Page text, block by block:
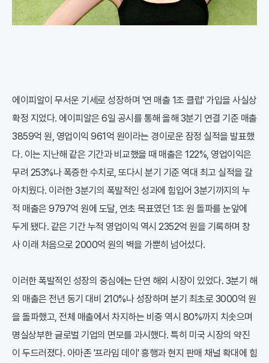
에이피알이 무서운 기세로 성장하며 '연 매출 1조 클럽' 가입을 사실상
확정 지었다. 에이피알은 6일 공시를 통해 올해 3분기 연결 기준 매출
3859억 원, 영업이익 961억 원이라는 경이로운 잠정 실적을 발표했
다. 이는 지난해 같은 기간과 비교했을 때 매출은 122%, 영업이익은
무려 253%나 폭증한 수치로, 또다시 분기 기준 역대 최고 실적을 갈
아치웠다. 이러한 3분기의 폭발적인 성과에 힘입어 3분기까지의 누
적 매출은 9797억 원에 도달, 연초 목표였던 1조 원 돌파를 눈앞에
두게 됐다. 같은 기간 누적 영업이익 역시 2352억 원을 기록하며 창
사 이래 처음으로 2000억 원의 벽을 가뿐히 넘어섰다.
이러한 폭발적인 성장의 중심에는 단연 해외 시장이 있었다. 3분기 해
외 매출은 전년 동기 대비 210%나 성장하며 분기 최초로 3000억 원
을 돌파했고, 전체 매출에서 차지하는 비중 역시 80%까지 치솟으며
명실상부한 글로벌 기업의 면모를 과시했다. 특히 미국 시장의 약진
이 두드러졌다. 아마존 '프라임 데이' 흥행과 현지 판매 채널 확대에 힘